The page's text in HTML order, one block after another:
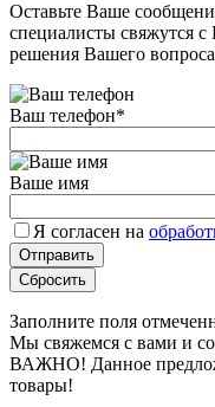
Оставьте Ваше
специалисты свяжутся
решения Вашего
Ваш телефон*
Ваше имя
Я согласен на
Заполните поля
Мы свяжемся с вами и
ВАЖНО! Данное
товары!